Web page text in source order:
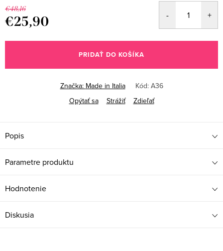
€48,16
€25,90
cena:
PRIDAŤ DO KOŠÍKA
Značka: Made in Italia Kód: A36
Opýtať sa
Strážiť Zdieľať
Popis
Parametre produktu
Hodnotenie
Diskusia